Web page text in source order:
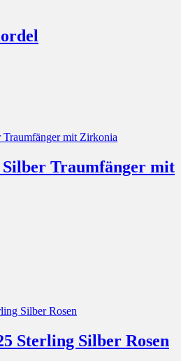
Traumfänger mit
Sterling Silber Rosen